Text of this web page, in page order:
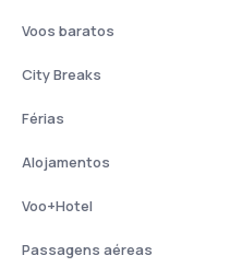
Voos baratos
City Breaks
Férias
Alojamentos
Voo+Hotel
Passagens aéreas